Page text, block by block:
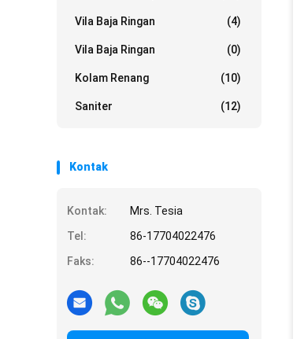
Vila Baja Ringan (4)
Vila Baja Ringan (0)
Kolam Renang (10)
Saniter (12)
Kontak
Kontak:
Mrs. Tesia
Tel:
86-17704022476
Faks:
86--17704022476